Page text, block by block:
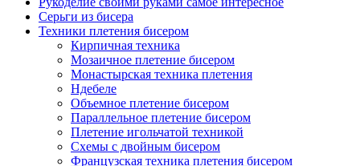
Серьги из бисера
Техники плетения бисером
Кирпичная техника
Мозаичное плетение бисером
Монастырская техника плетения
Ндебеле
Объемное плетение бисером
Параллельное плетение бисером
Плетение игольчатой техникой
Схемы с двойным бисером
Французская техника плетения бисером